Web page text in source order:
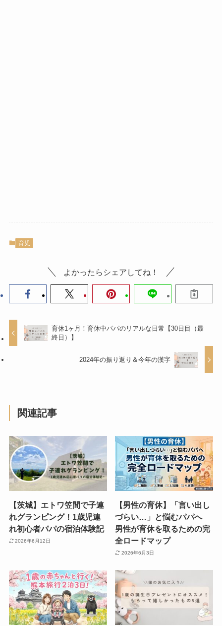
育児
よかったらシェアしてね！
育休1ヶ月！育休中パパのリアルな日常【30日目（最
終日）】
2024年の振り返り＆今年の漢字
関連記事
【茨城】エトワ笠間で子連
れグランピング！1歳児連
れ初心者パパの宿泊体験記
2026年6月12日
【男性の育休】「言い出し
づらい…」と悩むパパへ
男性が育休を取るための完
全ロードマップ
2026年6月3日